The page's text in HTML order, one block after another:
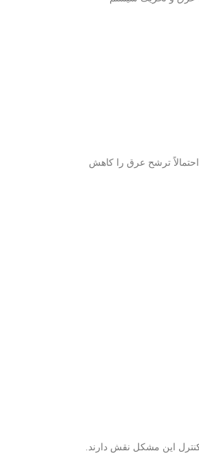
ترشح عرق را کاهش
این مشکل نقش دارند.